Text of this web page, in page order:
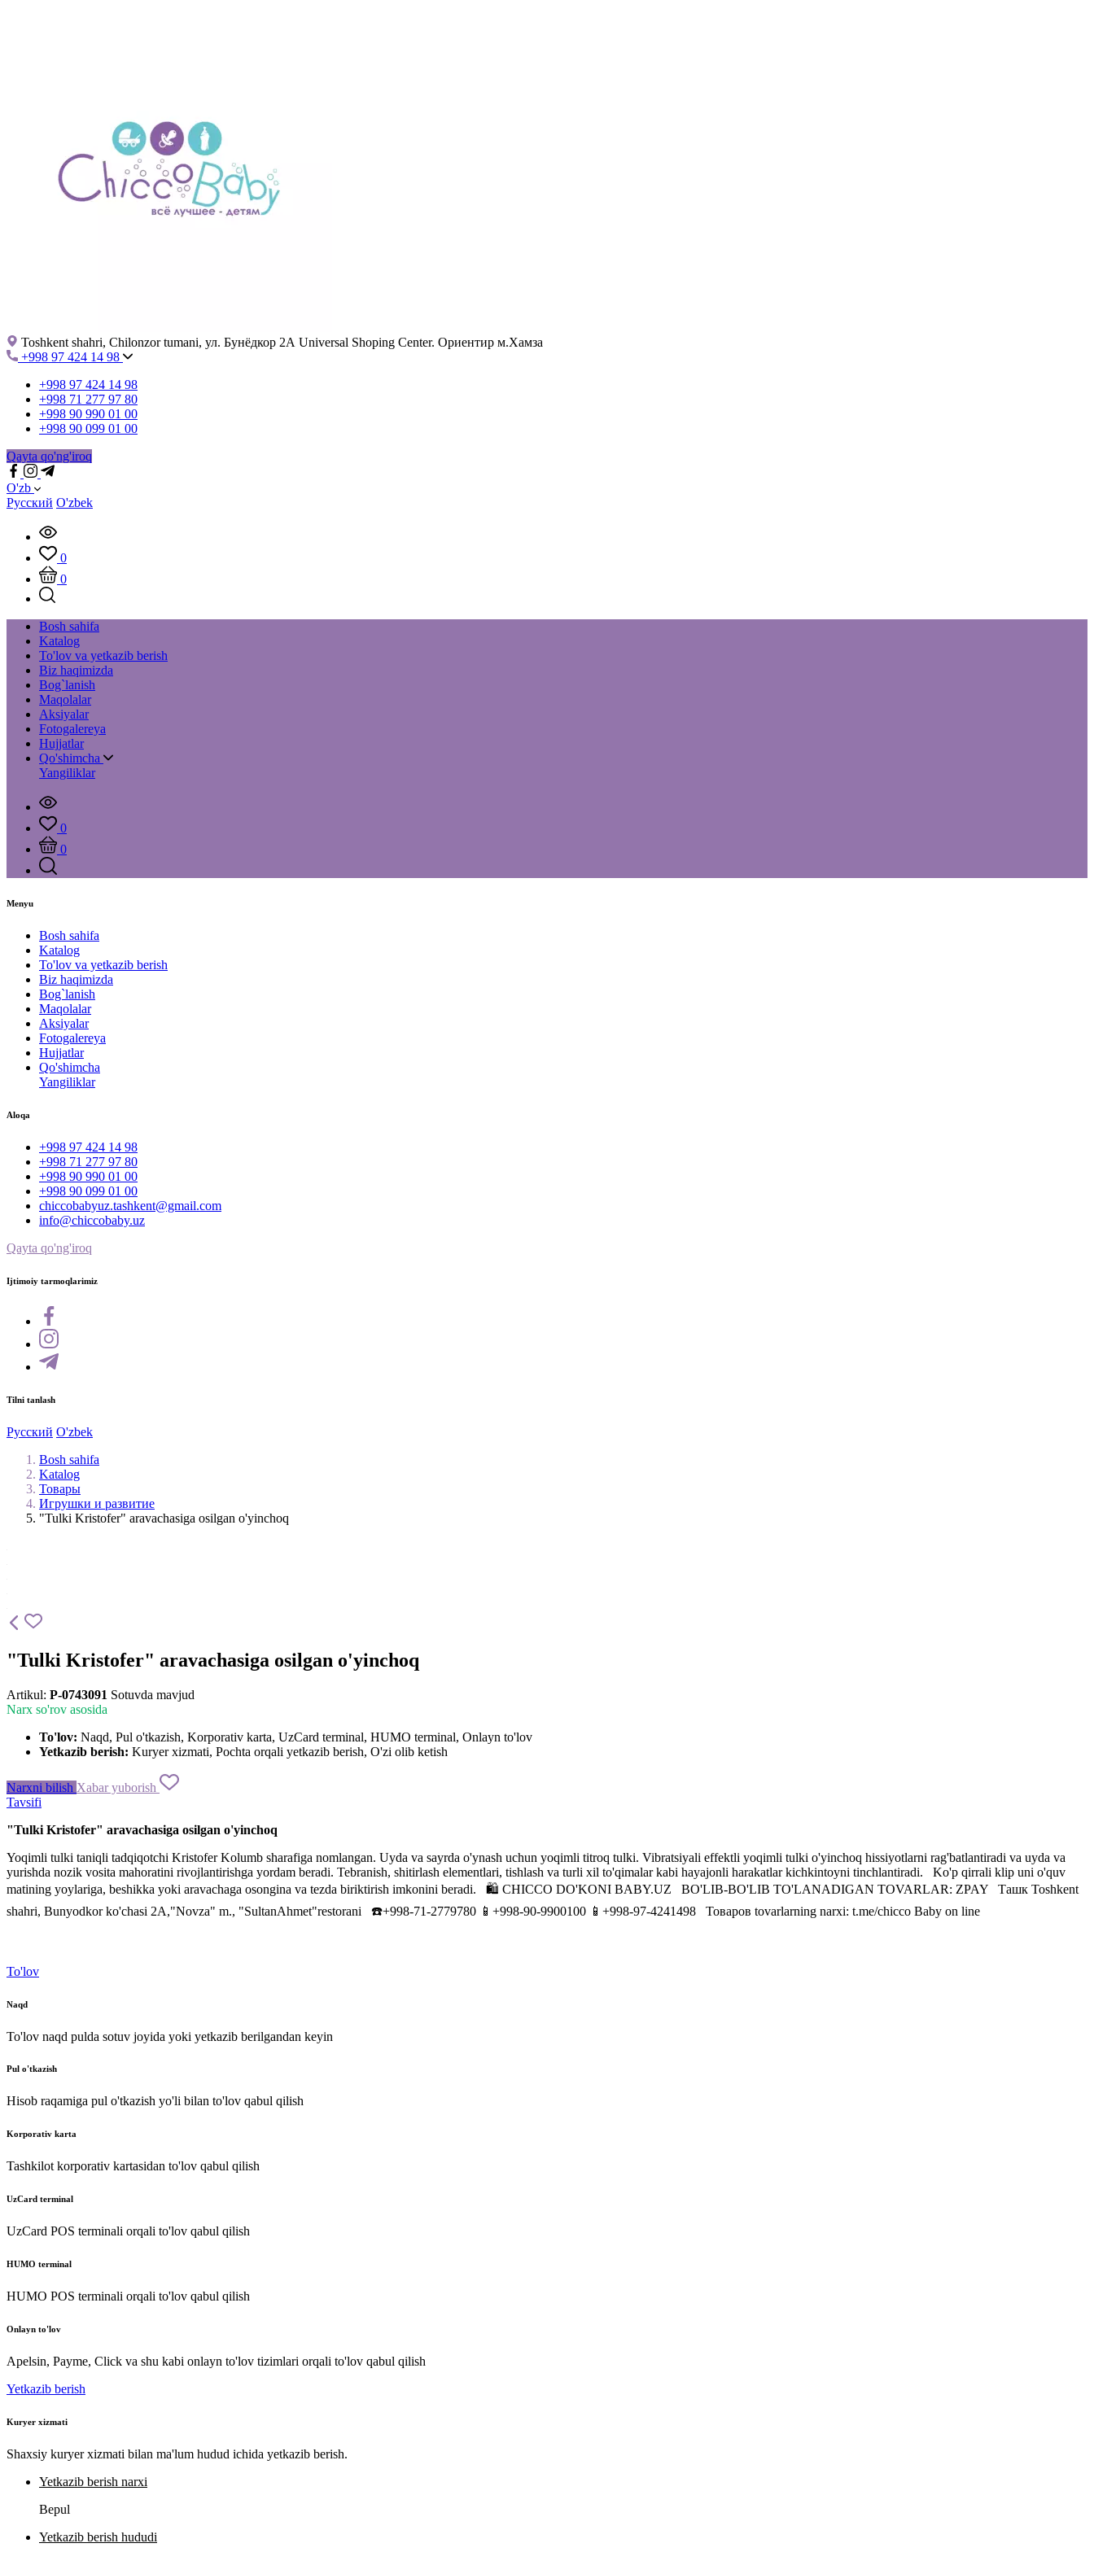
Toshkent shahri, Chilonzor tumani, ул. Бунёдкор 2А Universal Shoping Center. Ориентир м.Хамза
+998 97 424 14 98
+998 97 424 14 98
+998 71 277 97 80
+998 90 990 01 00
+998 90 099 01 00
Qayta qo'ng'iroq
O'zb
Русский O'zbek
0
0
Bosh sahifa
Katalog
To'lov va yetkazib berish
Biz haqimizda
Bog`lanish
Maqolalar
Aksiyalar
Fotogalereya
Hujjatlar
Qo'shimcha
Yangiliklar
0
0
Menyu
Bosh sahifa
Katalog
To'lov va yetkazib berish
Biz haqimizda
Bog`lanish
Maqolalar
Aksiyalar
Fotogalereya
Hujjatlar
Qo'shimcha
Yangiliklar
Aloqa
+998 97 424 14 98
+998 71 277 97 80
+998 90 990 01 00
+998 90 099 01 00
chiccobabyuz.tashkent@gmail.com
info@chiccobaby.uz
Qayta qo'ng'iroq
Ijtimoiy tarmoqlarimiz
Tilni tanlash
Русский O'zbek
Bosh sahifa
Katalog
Товары
Игрушки и развитие
"Tulki Kristofer" aravachasiga osilgan o'yinchoq
"Tulki Kristofer" aravachasiga osilgan o'yinchoq
Artikul: P-0743091 Sotuvda mavjud
Narx so'rov asosida
To'lov: Naqd, Pul o'tkazish, Korporativ karta, UzCard terminal, HUMO terminal, Onlayn to'lov
Yetkazib berish: Kuryer xizmati, Pochta orqali yetkazib berish, O'zi olib ketish
Narxni bilish Xabar yuborish
Tavsifi
"Tulki Kristofer" aravachasiga osilgan o'yinchoq
Yoqimli tulki taniqli tadqiqotchi Kristofer Kolumb sharafiga nomlangan. Uyda va sayrda o'ynash uchun yoqimli titroq tulki. Vibratsiyali effektli yoqimli tulki o'yinchoq hissiyotlarni rag'batlantiradi va uyda va
yurishda nozik vosita mahoratini rivojlantirishga yordam beradi. Tebranish, shitirlash elementlari, tishlash va turli xil to'qimalar kabi hayajonli harakatlar kichkintoyni tinchlantiradi. ️ ️ Ko'p qirrali klip uni o'quv
matining yoylariga, beshikka yoki aravachaga osongina va tezda biriktirish imkonini beradi. 🛍 CHICCO DO'KONI BABY.UZ ️ ️ BO'LIB-BO'LIB TO'LANADIGAN TOVARLAR: ZPAY Ташк Toshkent
shahri, Bunyodkor ko'chasi 2A,"Novza" m., "SultanAhmet"restorani ☎️+998-71-2779780 📱+998-90-9900100 📱+998-97-4241498 Товаров tovarlarning narxi: t.me/chicco Baby on line
To'lov
Naqd
To'lov naqd pulda sotuv joyida yoki yetkazib berilgandan keyin
Pul o'tkazish
Hisob raqamiga pul o'tkazish yo'li bilan to'lov qabul qilish
Korporativ karta
Tashkilot korporativ kartasidan to'lov qabul qilish
UzCard terminal
UzCard POS terminali orqali to'lov qabul qilish
HUMO terminal
HUMO POS terminali orqali to'lov qabul qilish
Onlayn to'lov
Apelsin, Payme, Click va shu kabi onlayn to'lov tizimlari orqali to'lov qabul qilish
Yetkazib berish
Kuryer xizmati
Shaxsiy kuryer xizmati bilan ma'lum hudud ichida yetkazib berish.
Yetkazib berish narxi
Bepul
Yetkazib berish hududi